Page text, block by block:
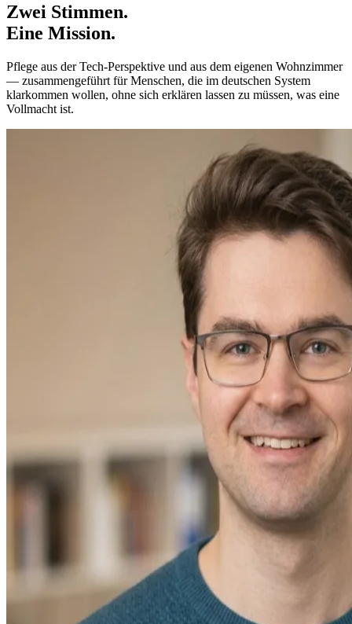
Zwei Stimmen.
Eine Mission.
Pflege aus der Tech-Perspektive und aus dem eigenen Wohnzimmer
— zusammengeführt für Menschen, die im deutschen System
klarkommen wollen, ohne sich erklären lassen zu müssen, was eine
Vollmacht ist.